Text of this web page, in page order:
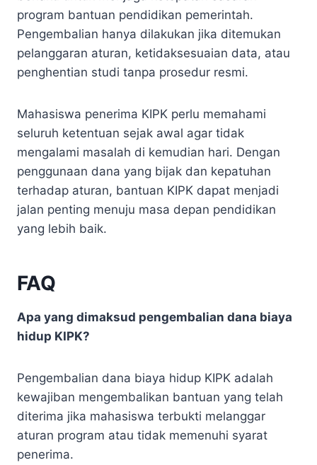
program bantuan pendidikan pemerintah.
Pengembalian hanya dilakukan jika ditemukan
pelanggaran aturan, ketidaksesuaian data, atau
penghentian studi tanpa prosedur resmi.
Mahasiswa penerima KIPK perlu memahami
seluruh ketentuan sejak awal agar tidak
mengalami masalah di kemudian hari. Dengan
penggunaan dana yang bijak dan kepatuhan
terhadap aturan, bantuan KIPK dapat menjadi
jalan penting menuju masa depan pendidikan
yang lebih baik.
FAQ
Apa yang dimaksud pengembalian dana biaya
hidup KIPK?
Pengembalian dana biaya hidup KIPK adalah
kewajiban mengembalikan bantuan yang telah
diterima jika mahasiswa terbukti melanggar
aturan program atau tidak memenuhi syarat
penerima.